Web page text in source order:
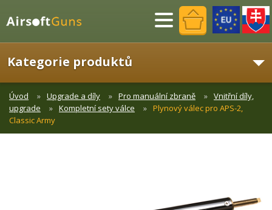
Menu
Kategorie produktů
Úvod Upgrade a díly Pro manuální zbraně
Vnitřní díly,
upgrade
Kompletní sety válce
Plynový válec pro APS-2,
Classic Army